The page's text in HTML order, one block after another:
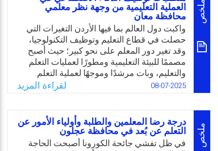
ملخص العملية التعليمية من وجهة نظر معلمي
محافظة معان
واكبت دول العالم بما فيها الأردن التغيرات التي
حصلت في قطاع التعليم وتوظيف التكنولوجيا،
وقد تغير دور المعلم على نحو كبير؛ حيث أصبح
مصممًا للبيئة التعليمية ومطورًا لعمليات التعلم
والتعليم، وبات مرشدًا وموجهًا لعملية التعلم.
ويتعين عليه توجيه الطلبة لاستخدام التقنيات
الحديثة والذكاء الاصطناعي بعملية التعلم. وبناء
على ذلك بات من المهم أن يكون لديه مجموعة
من المهارات لتطبيق التقنيات بالتعليم، وضرورة
إلمامه بأحدث التطورات بمجال التكنولوجيا
التعليمية والذكاء الاصطناعي، وأن يكون قادرًا
08-07-2025 لقراءة المزيد
ملخص
درجة رضا المعلمين والطلبة وأولياء الأمور عن
التعلم عن بُعد في محافظة عجلون
في ظل تفشي جائحة الكورونا أصبحت الحاجة